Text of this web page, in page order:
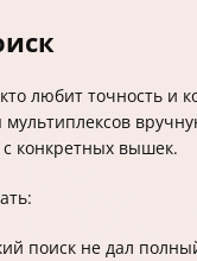
любит точность и
мультиплексов
конкретных вышек.
поиск не дал